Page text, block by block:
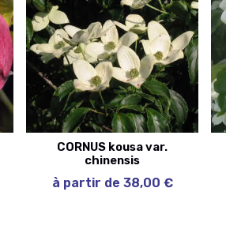
CORNUS kousa var.
chinensis
à partir de 38,00 €